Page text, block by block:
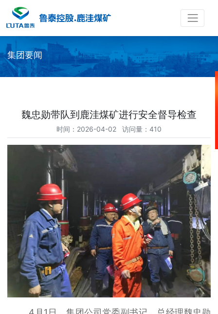
集团要闻
魏忠勋带队到鹿洼煤矿进行安全督导检查
时间：2026-04-02 访问量：410